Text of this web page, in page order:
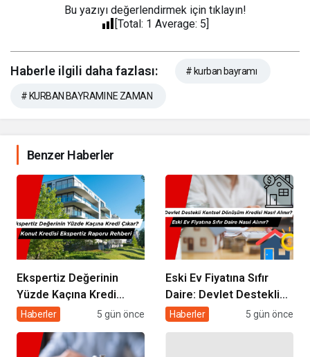
Bu yazıyı değerlendirmek için tıklayın!
[Total: 1 Average: 5]
Haberle ilgili daha fazlası: # kurban bayramı
# KURBAN BAYRAMI NE ZAMAN
Benzer Haberler
Ekspertiz Değerinin
Yüzde Kaçına Kredi
Çıkar? Konut Kredisi
Rehberi
Haberler 5 gün önce
Eski Ev Fiyatına Sıfır
Daire: Devlet Destekli
Kentsel Dönüşüm
Haberler 5 gün önce